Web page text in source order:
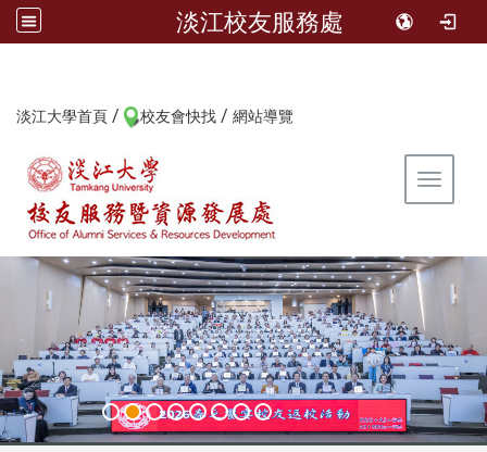
淡江校友服務處
淡江大學首頁 / 校友會快找 / 網站導覽
Toggle